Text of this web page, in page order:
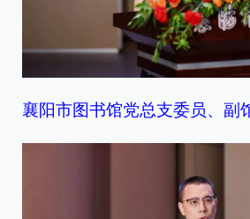
襄阳市图书馆党总支委员、副